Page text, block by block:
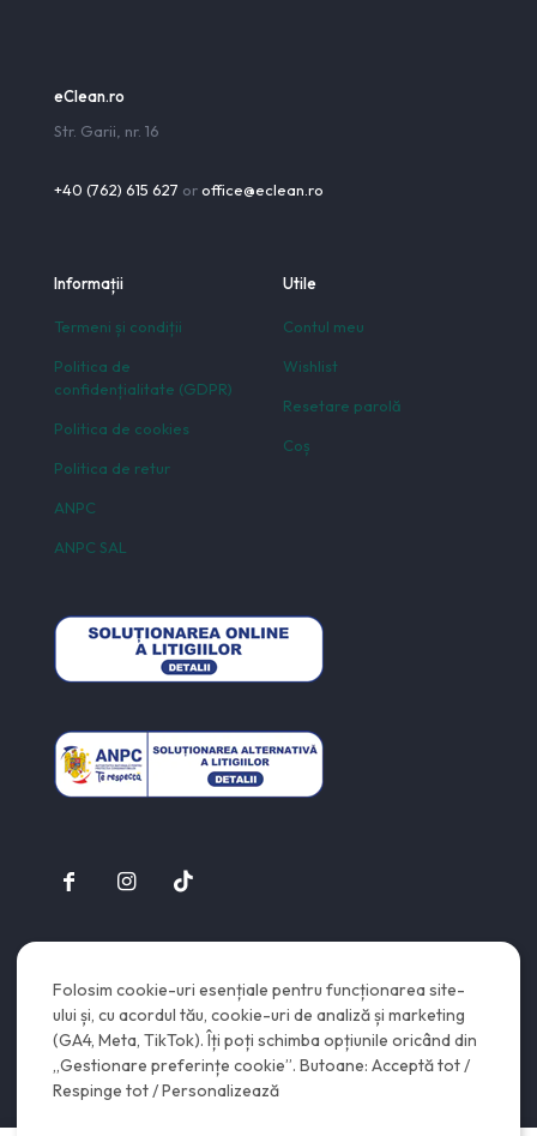
eClean.ro
Str. Garii, nr. 16
+40 (762) 615 627 oroffice@eclean.ro
Informații
Termeni și condiții
Politica de
confidențialitate (GDPR)
Politica de cookies
Politica de retur
ANPC
ANPC SAL
Utile
Contul meu
Wishlist
Resetare parolă
Coș
Vop
Folosim cookie-uri esențiale pentru funcționarea site-
ului și, cu acordul tău, cookie-uri de analiză și marketing
(GA4, Meta, TikTok). Îți poți schimba opțiunile oricând din
„Gestionare preferințe cookie”. Butoane: Acceptă tot /
Respinge tot / Personalizează